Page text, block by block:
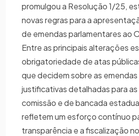
promulgou a Resolução 1/25,
novas regras para a
de emendas parlamentares ao
Entre as principais alterações
obrigatoriedade de atas
que decidem sobre as
justificativas detalhadas para
comissão e de bancada
refletem um esforço contínuo
transparência e a fiscalização